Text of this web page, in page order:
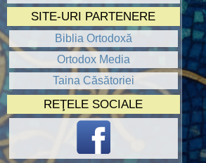
SITE-URI PARTENERE
Biblia Ortodoxă
Ortodox Media
Taina Căsătoriei
REŢELE SOCIALE